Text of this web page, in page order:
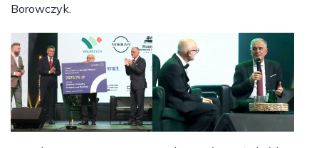
Borowczyk.